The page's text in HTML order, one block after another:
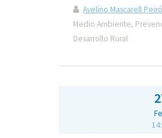
Avelino Mascarell Peiró
Medio Ambiente,
Desarrollo Rural